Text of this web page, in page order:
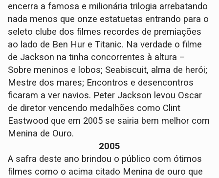
encerra a famosa e milionária trilogia arrebatando
nada menos que onze estatuetas entrando para o
seleto clube dos filmes recordes de premiações
ao lado de Ben Hur e Titanic. Na verdade o filme
de Jackson na tinha concorrentes à altura –
Sobre meninos e lobos; Seabiscuit, alma de herói;
Mestre dos mares; Encontros e desencontros
ficaram a ver navios. Peter Jackson levou Oscar
de diretor vencendo medalhões como Clint
Eastwood que em 2005 se sairia bem melhor com
Menina de Ouro.
2005
A safra deste ano brindou o público com ótimos
filmes como o acima citado Menina de ouro que